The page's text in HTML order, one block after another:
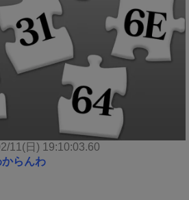
11(日) 19:10:03.60
らんわ